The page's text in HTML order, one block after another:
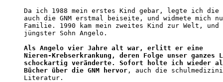
Da ich 1988 mein erstes Kind gebar, legte ich die
auch die GNM erstmal beiseite, und widmete mich
Familie. 1990 kam mein zweites Kind zur Welt, und
jüngster Sohn Angelo.
Als Angelo vier Jahre alt war, erlitt er eine
Nieren-Krebserkrankung, deren Folge unser ganzes
schockartig veränderte. Sofort holte ich wieder
Bücher über die GNM hervor , auch die
Literatur.